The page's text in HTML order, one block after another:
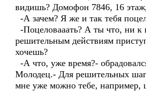
видишь? Домофон 7846, 16
-А зачем? Я же и так тебя
-Поцеловааать? А ты что, ни к
решительным действиям
хочешь?
-А что, уже время?-
Молодец.- Для решительных
мне уже можно тебе, например,